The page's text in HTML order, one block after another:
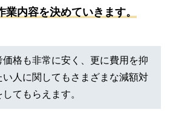
内容を決めていきます。
価格も非常に安く、更に費用を抑
い人に関してもさまざまな減額対
してもらえます。